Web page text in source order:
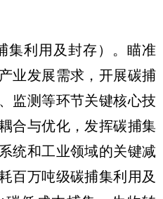
集利用及封存）。瞄准
业发展需求，开展碳捕
监测等环节关键核心技
合与优化，发挥碳捕集
统和工业领域的关键减
百万吨级碳捕集利用及